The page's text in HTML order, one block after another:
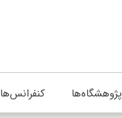
پژوهشگاه‌ها کنفرانس‌ها